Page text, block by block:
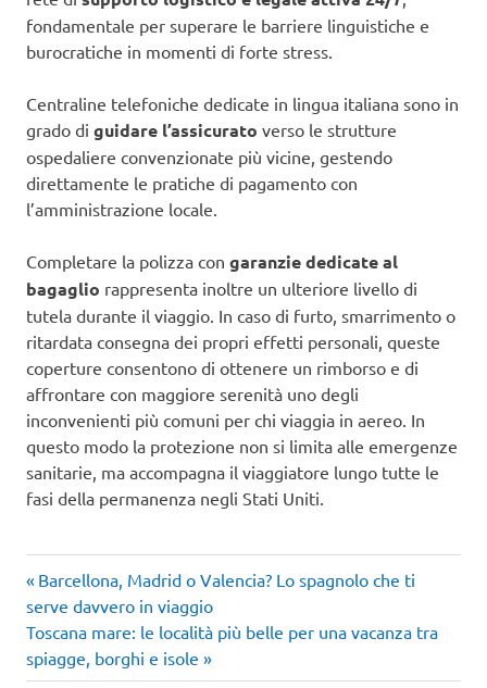
fondamentale per superare le barriere linguistiche e
burocratiche in momenti di forte stress.
Centraline telefoniche dedicate in lingua italiana sono in
grado di guidare l’assicurato verso le strutture
ospedaliere convenzionate più vicine, gestendo
direttamente le pratiche di pagamento con
l’amministrazione locale.
Completare la polizza con garanzie dedicate al
bagaglio rappresenta inoltre un ulteriore livello di
tutela durante il viaggio. In caso di furto, smarrimento o
ritardata consegna dei propri effetti personali, queste
coperture consentono di ottenere un rimborso e di
affrontare con maggiore serenità uno degli
inconvenienti più comuni per chi viaggia in aereo. In
questo modo la protezione non si limita alle emergenze
sanitarie, ma accompagna il viaggiatore lungo tutte le
fasi della permanenza negli Stati Uniti.
Navigazione
articoli
Articolo
precedente:
Barcellona, Madrid o Valencia? Lo spagnolo che ti
serve davvero in viaggio
Articolo
successivo:
Toscana mare: le località più belle per una vacanza tra
spiagge, borghi e isole